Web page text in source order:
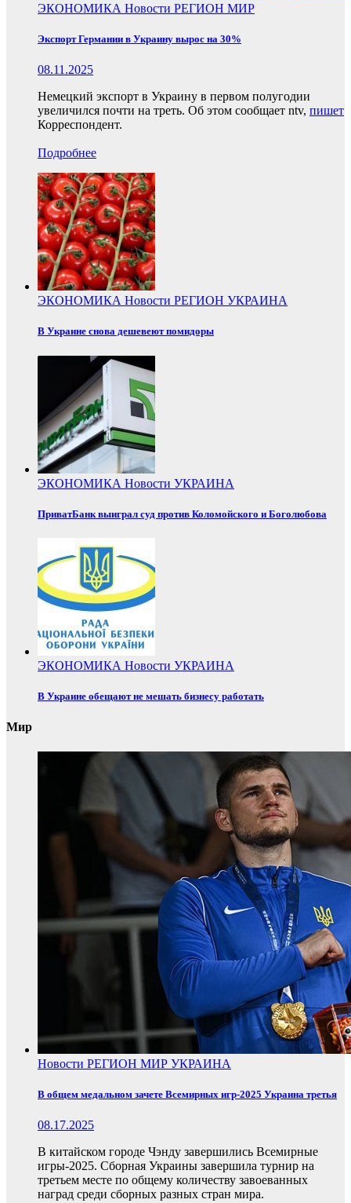
ЭКОНОМИКА Новости РЕГИОН МИР
Экспорт Германии в Украину вырос на 30%
08.11.2025
Немецкий экспорт в Украину в первом полугодии
увеличился почти на треть. Об этом сообщает ntv, пишет
Корреспондент.
Подробнее
ЭКОНОМИКА Новости РЕГИОН УКРАИНА
В Украине снова дешевеют помидоры
ЭКОНОМИКА Новости УКРАИНА
ПриватБанк выиграл суд против Коломойского и Боголюбова
ЭКОНОМИКА Новости УКРАИНА
В Украине обещают не мешать бизнесу работать
Мир
Новости РЕГИОН МИР УКРАИНА
В общем медальном зачете Всемирных игр-2025 Украина третья
08.17.2025
В китайском городе Чэнду завершились Всемирные
игры-2025. Сборная Украины завершила турнир на
третьем месте по общему количеству завоеванных
наград среди сборных разных стран мира.